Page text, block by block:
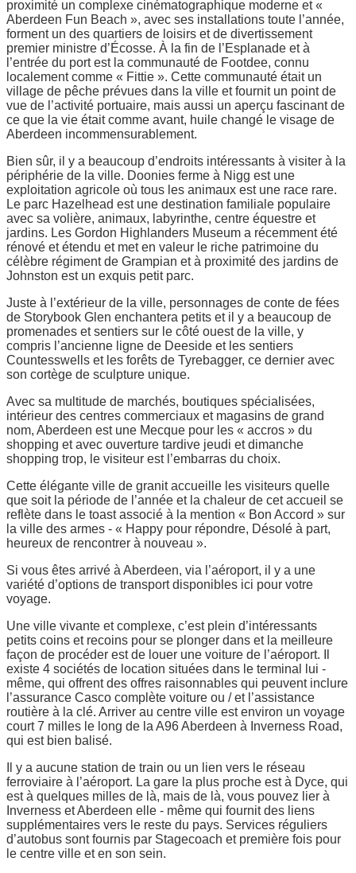
proximité un complexe cinématographique moderne et «
Aberdeen Fun Beach », avec ses installations toute l’année,
forment un des quartiers de loisirs et de divertissement
premier ministre d’Écosse. À la fin de l’Esplanade et à
l’entrée du port est la communauté de Footdee, connu
localement comme « Fittie ». Cette communauté était un
village de pêche prévues dans la ville et fournit un point de
vue de l’activité portuaire, mais aussi un aperçu fascinant de
ce que la vie était comme avant, huile changé le visage de
Aberdeen incommensurablement.
Bien sûr, il y a beaucoup d’endroits intéressants à visiter à la
périphérie de la ville. Doonies ferme à Nigg est une
exploitation agricole où tous les animaux est une race rare.
Le parc Hazelhead est une destination familiale populaire
avec sa volière, animaux, labyrinthe, centre équestre et
jardins. Les Gordon Highlanders Museum a récemment été
rénové et étendu et met en valeur le riche patrimoine du
célèbre régiment de Grampian et à proximité des jardins de
Johnston est un exquis petit parc.
Juste à l’extérieur de la ville, personnages de conte de fées
de Storybook Glen enchantera petits et il y a beaucoup de
promenades et sentiers sur le côté ouest de la ville, y
compris l’ancienne ligne de Deeside et les sentiers
Countesswells et les forêts de Tyrebagger, ce dernier avec
son cortège de sculpture unique.
Avec sa multitude de marchés, boutiques spécialisées,
intérieur des centres commerciaux et magasins de grand
nom, Aberdeen est une Mecque pour les « accros » du
shopping et avec ouverture tardive jeudi et dimanche
shopping trop, le visiteur est l’embarras du choix.
Cette élégante ville de granit accueille les visiteurs quelle
que soit la période de l’année et la chaleur de cet accueil se
reflète dans le toast associé à la mention « Bon Accord » sur
la ville des armes - « Happy pour répondre, Désolé à part,
heureux de rencontrer à nouveau ».
Si vous êtes arrivé à Aberdeen, via l’aéroport, il y a une
variété d’options de transport disponibles ici pour votre
voyage.
Une ville vivante et complexe, c’est plein d’intéressants
petits coins et recoins pour se plonger dans et la meilleure
façon de procéder est de louer une voiture de l’aéroport. Il
existe 4 sociétés de location situées dans le terminal lui -
même, qui offrent des offres raisonnables qui peuvent inclure
l’assurance Casco complète voiture ou / et l’assistance
routière à la clé. Arriver au centre ville est environ un voyage
court 7 milles le long de la A96 Aberdeen à Inverness Road,
qui est bien balisé.
Il y a aucune station de train ou un lien vers le réseau
ferroviaire à l’aéroport. La gare la plus proche est à Dyce, qui
est à quelques milles de là, mais de là, vous pouvez lier à
Inverness et Aberdeen elle - même qui fournit des liens
supplémentaires vers le reste du pays. Services réguliers
d’autobus sont fournis par Stagecoach et première fois pour
le centre ville et en son sein.